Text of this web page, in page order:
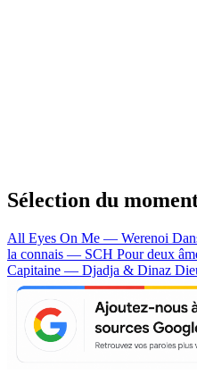
Sélection du
All Eyes On Me — Werenoi
la connais — SCH Pour deux
Capitaine — Djadja & Dinaz